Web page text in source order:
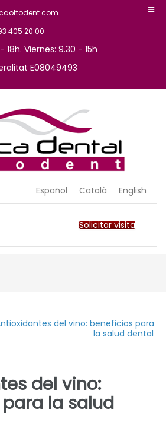
405 20 00
18h. Viernes: 9.30 - 15h
E08049493
Español Català English
Solicitar visita
del vino: beneficios para
la salud dental
del vino:
la salud